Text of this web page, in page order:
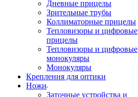
Дневные прицелы
Зрительные трубы
Коллиматорные прицелы
Тепловизоры и цифровые
прицелы
Тепловизоры и цифровые
монокуляры
Монокуляры
Крепления для оптики
Ножи
Заточные устройства и